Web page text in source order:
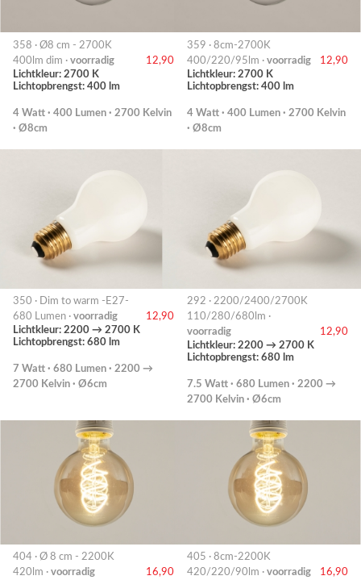
358 · Ø8 cm - 2700K
400lm dim · voorradig
12,90
Lichtkleur: 2700 K
Lichtopbrengst: 400 lm
4 Watt · 400 Lumen · 2700 Kelvin
· Ø8cm
359 · 8cm-2700K
400/220/95lm · voorradig
12,90
Lichtkleur: 2700 K
Lichtopbrengst: 400 lm
4 Watt · 400 Lumen · 2700 Kelvin
· Ø8cm
350 · Dim to warm -E27-
680 Lumen · voorradig
12,90
Lichtkleur: 2200 → 2700 K
Lichtopbrengst: 680 lm
7 Watt · 680 Lumen · 2200 →
2700 Kelvin · Ø6cm
292 · 2200/2400/2700K
110/280/680lm ·
voorradig
12,90
Lichtkleur: 2200 → 2700 K
Lichtopbrengst: 680 lm
7.5 Watt · 680 Lumen · 2200 →
2700 Kelvin · Ø6cm
404 · Ø 8 cm - 2200K
420lm · voorradig
16,90
405 · 8cm-2200K
420/220/90lm · voorradig
16,90